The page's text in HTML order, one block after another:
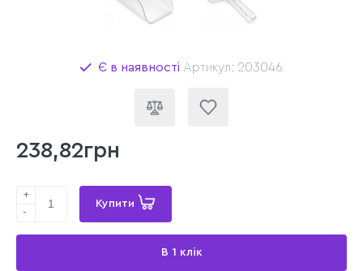
Є в наявності Артикул: 203046
238,82грн
+
-
Купити
В 1 клік